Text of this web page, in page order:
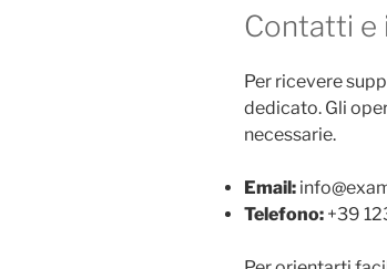
Contatti e
Per ricevere
dedicato. Gli
necessarie.
Email:
Telefono: +39